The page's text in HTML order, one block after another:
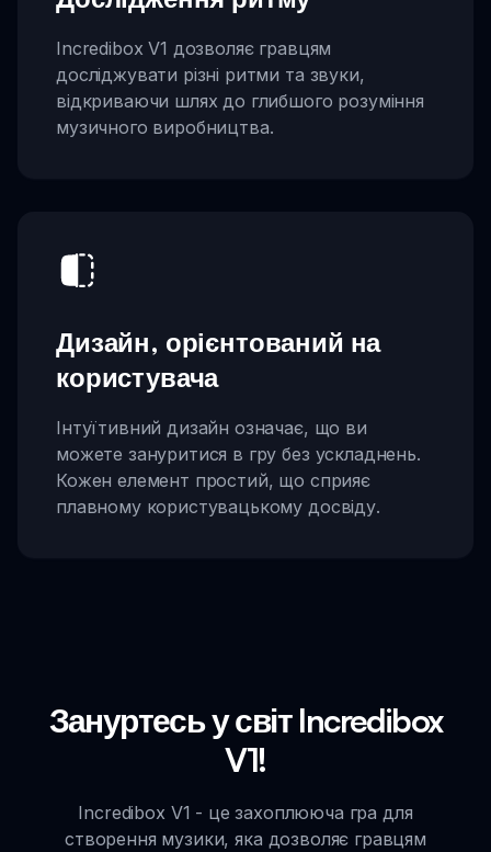
Incredibox V1 дозволяє гравцям
досліджувати різні ритми та звуки,
відкриваючи шлях до глибшого розуміння
музичного виробництва.
Дизайн, орієнтований на
користувача
Інтуїтивний дизайн означає, що ви
можете зануритися в гру без ускладнень.
Кожен елемент простий, що сприяє
плавному користувацькому досвіду.
Зануртесь у світ Incredibox
V1!
Incredibox V1 - це захоплююча гра для
створення музики, яка дозволяє гравцям